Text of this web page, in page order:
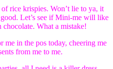
rice krispies. Won’t lie to ya, it
Let’s see if Mini-me will like
What a mistake!
in the pos today, cheering me
from me to me.